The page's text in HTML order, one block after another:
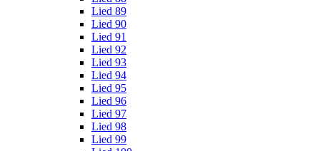
Lied 89
Lied 90
Lied 91
Lied 92
Lied 93
Lied 94
Lied 95
Lied 96
Lied 97
Lied 98
Lied 99